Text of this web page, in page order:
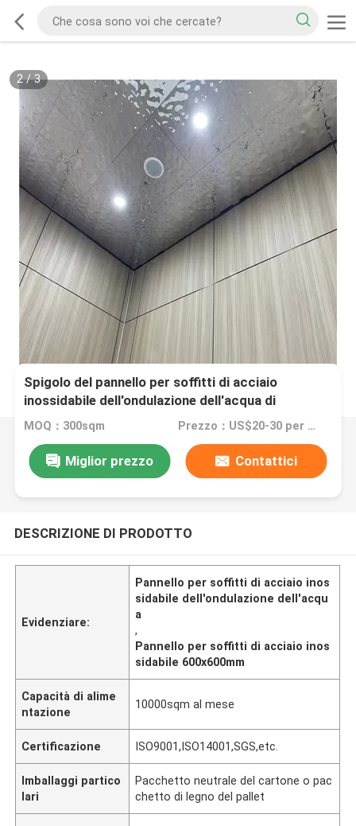
2/3
Spigolo del pannello per soffitti di acciaio
inossidabile dell'ondulazione dell'acqua di
600x600mm
MOQ：300sqm Prezzo：US$20-30 per sqm
Miglior prezzo Contattici
DESCRIZIONE DI PRODOTTO
Evidenziare:
Pannello per soffitti di acciaio inos
sidabile dell'ondulazione dell'acqu
a
,
Pannello per soffitti di acciaio inos
sidabile 600x600mm
Capacità di alime
ntazione
10000sqm al mese
Certificazione ISO9001,ISO14001,SGS,etc.
Imballaggi partico
lari
Pacchetto neutrale del cartone o pac
chetto di legno del pallet